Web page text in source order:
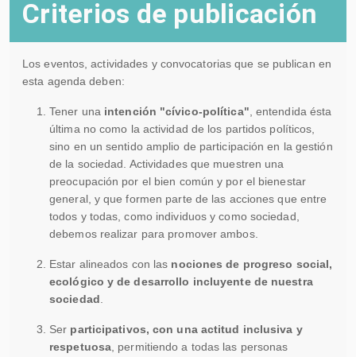
Criterios de publicación
Los eventos, actividades y convocatorias que se publican en
esta agenda deben:
Tener una intención "cívico-política", entendida ésta
última no como la actividad de los partidos políticos,
sino en un sentido amplio de participación en la gestión
de la sociedad. Actividades que muestren una
preocupación por el bien común y por el bienestar
general, y que formen parte de las acciones que entre
todos y todas, como individuos y como sociedad,
debemos realizar para promover ambos.
Estar alineados con las nociones de progreso social,
ecológico y de desarrollo incluyente de nuestra
sociedad.
Ser participativos, con una actitud inclusiva y
respetuosa, permitiendo a todas las personas